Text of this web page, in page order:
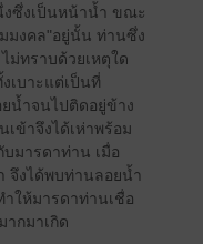
ซึ่งเป็นหน้าน้ำ ขณะ
มงคล"อยู่นั้น ท่านซึ่ง
ม่ทราบด้วยเหตุใด
เบาะแต่เป็นที่
น้ำจนไปติดอยู่ข้าง
ข้าจึงได้เห่าพร้อม
มารดาท่าน เมื่อ
จึงได้พบท่านลอยน้ำ
ให้มารดาท่านเชื่อ
กมาเกิด